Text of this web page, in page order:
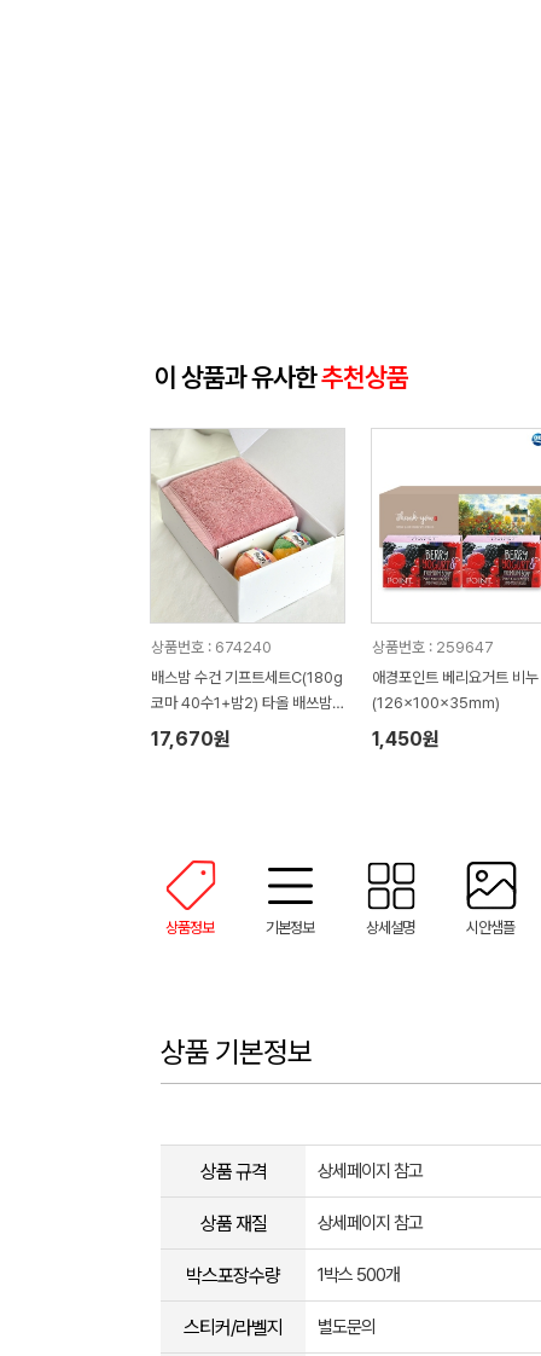
이 상품과 유사한추천상품
상품번호 : 674240
배스밤 수건 기프트세트C(180g
코마 40수1+밤2) 타올 배쓰밤
버블 바 입욕제 선물세트
17,670원
상품번호 : 259647
애경포인트 베리요거트 비
(126x100x35mm)
1,450원
상품정보 기본정보 상세설명 시안샘플
상품 기본정보
상품 규격 상세페이지 참고
상품 재질 상세페이지 참고
박스포장수량 1박스 500개
스티커/라벨지 별도문의